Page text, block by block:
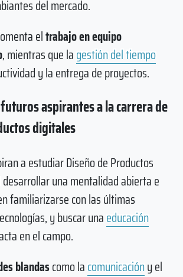
del mercado.
eltrabajo en equipo
, mientras que lagestión del tiempo
y la entrega de proyectos.
aspirantes a la carrera de
digitales
a estudiar Diseño de Productos
una mentalidad abierta e
familiarizarse con las últimas
y buscar unaeducación
en el campo.
blandascomo lacomunicacióny el